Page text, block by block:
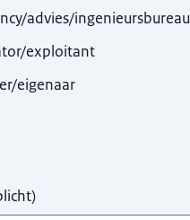
advies/ingenieursbureau
exploitant
eigenaar
)